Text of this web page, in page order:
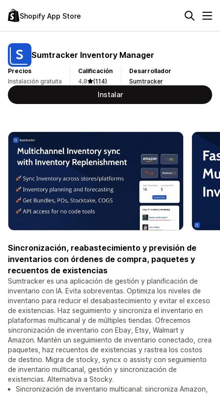
Shopify App Store
Sumtracker Inventory Manager
Precios
Instalación gratuita
Calificación
4,8
(114)
Desarrollador
Sumtracker
Instalar
Sincronización, reabastecimiento y previsión de
inventarios con órdenes de compra, paquetes y
recuentos de existencias
Sumtracker es una aplicación de gestión y planificación de
inventario con IA. Evita sobreventas. Optimiza los niveles de
inventario para reducir el desabastecimiento y evitar el exceso
de existencias. Haz seguimiento y sincroniza el inventario en
plataformas multicanal y de múltiples tiendas. Ofrecemos
sincronización de inventario con Ebay, Etsy, Walmart y
Amazon. Mantén un seguimiento de inventario conectado, crea
paquetes, haz recuentos de existencias y rastrea los costos
de destino. Migra de stocky, syncx o assisty con seguimiento
de inventario multicanal, gestión y sincronización de
existencias. Alternativa a Stocky.
Sincronización de inventario multicanal: sincroniza Amazon,